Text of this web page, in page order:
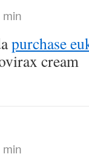
purchase
cream